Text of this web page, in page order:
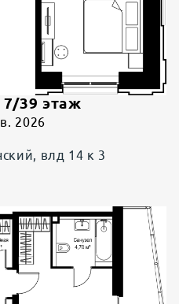
7/39 этаж
2026
влд 14 к 3